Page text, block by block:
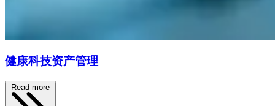
健康科技资产管理
Read more